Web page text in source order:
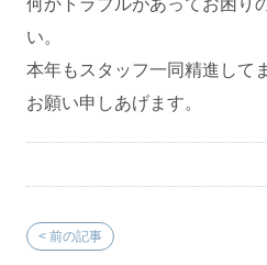
何かトラブルがあってお困り
い。
本年もスタッフ一同精進して
お願い申しあげます。